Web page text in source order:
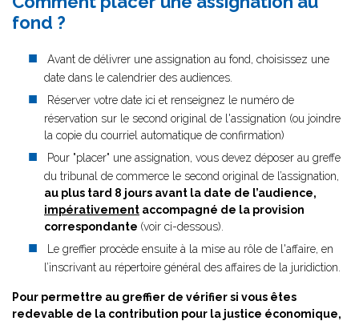
fond ?
Avant de délivrer une assignation au fond, choisissez une
date dans le calendrier des audiences.
Réserver votre date ici et renseignez le numéro de
réservation sur le second original de l'assignation (ou joindre
la copie du courriel automatique de confirmation)
Pour "placer" une assignation, vous devez déposer au greffe
du tribunal de commerce le second original de l’assignation,
au plus tard 8 jours avant la date de l’audience,
impérativement accompagné de la provision
correspondante (voir ci-dessous).
Le greffier procède ensuite à la mise au rôle de l'affaire, en
l’inscrivant au répertoire général des affaires de la juridiction.
Pour permettre au greffier de vérifier si vous êtes
redevable de la contribution pour la justice économique,